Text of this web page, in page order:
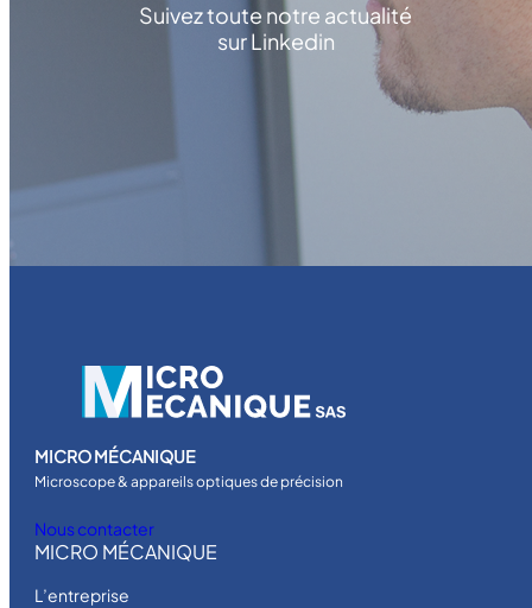
Suivez toute notre actualité
sur Linkedin
MICRO MÉCANIQUE
Microscope & appareils optiques de précision
Nous contacter
MICRO MÉCANIQUE
L’entreprise